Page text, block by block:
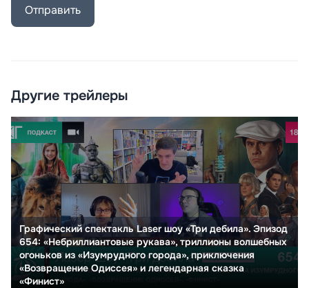
Отправить
Другие трейлеры
Графический спектакль Laser шоу «Три дебила». Эпизод
654: «Небриллиантовые рукава», триллионы волшебных
огоньков из «Изумрудного города», приключения
«Возвращение Одиссея» и легендарная сказка
«Финист»